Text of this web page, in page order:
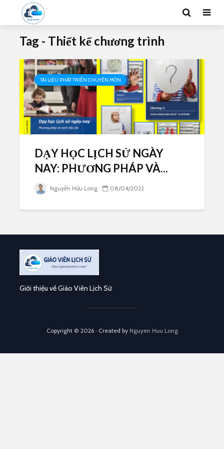
Tag - Thiết kế chương trình
TÀI LIỆU PHÁT TRIỂN CHUYÊN MÔN
DẠY HỌC LỊCH SỬ NGÀY
NAY: PHƯƠNG PHÁP VÀ...
Nguyễn Hữu Long 08/04/2022
Giới thiệu về Giáo Viên Lịch Sử
Copyright © 2026 · Created by Nguyen Huu Long